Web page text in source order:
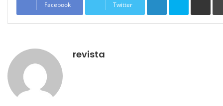
Facebook Twitter
revista